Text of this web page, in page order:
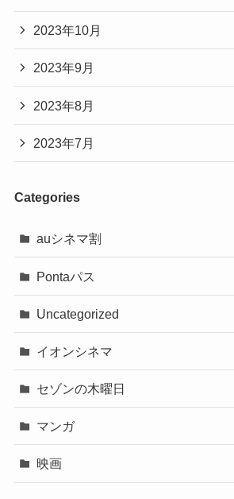
2023年10月
2023年9月
2023年8月
2023年7月
Categories
auシネマ割
Pontaパス
Uncategorized
イオンシネマ
セゾンの木曜日
マンガ
映画